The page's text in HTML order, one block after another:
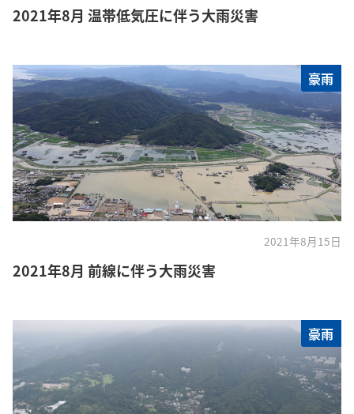
2021年8月 温帯低気圧に伴う大雨災害
豪雨
2021年8月15日
2021年8月 前線に伴う大雨災害
豪雨